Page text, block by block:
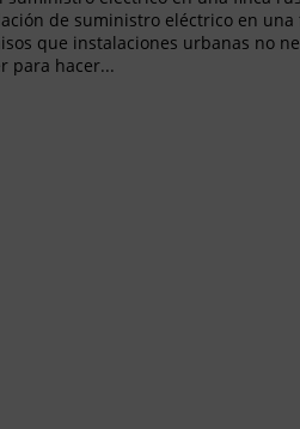
de suministro eléctrico en
que instalaciones urbanas no
para hacer...